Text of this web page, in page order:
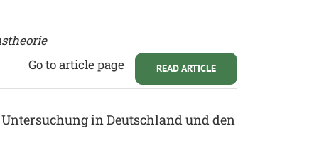
READ ARTICLE
Go to article page
in Deutschland und den